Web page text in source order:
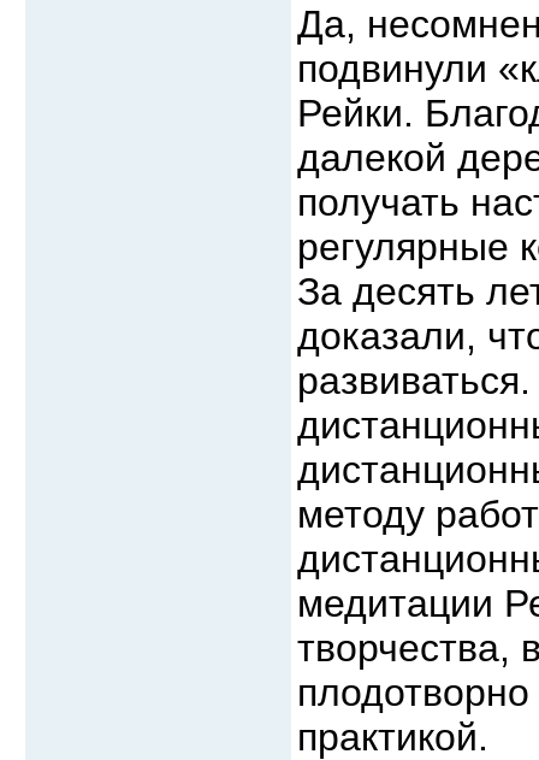
Да,
подвинули
Рейки.
далекой
получать
регулярные
За десять
доказали,
методу
медитации
творчества,
практикой.